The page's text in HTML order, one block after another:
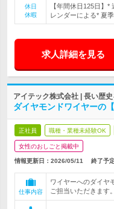
休日
休暇
【年間休日125日】
レンダーによる* 夏
求人詳細を見る
アイテック株式会社 | 長い歴
ダイヤモンドワイヤーの
正社員 職種・業種未経験OK
女性のおしごと掲載中
情報更新日：2026/05/11 終了予
仕事内容
ワイヤーへのダイヤ
ご担当いただきます。